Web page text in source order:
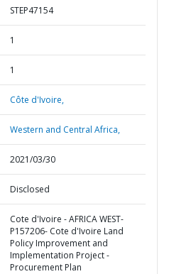
STEP47154
1
1
Côte d'Ivoire,
Western and Central Africa,
2021/03/30
Disclosed
Cote d'Ivoire - AFRICA WEST-
P157206- Cote d'Ivoire Land
Policy Improvement and
Implementation Project -
Procurement Plan